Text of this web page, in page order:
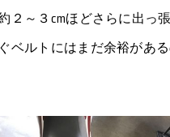
２～３cmほどさらに出っ
ベルトにはまだ余裕があ